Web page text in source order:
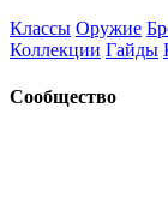
Классы Оружие
Коллекции Гайды
Сообщество